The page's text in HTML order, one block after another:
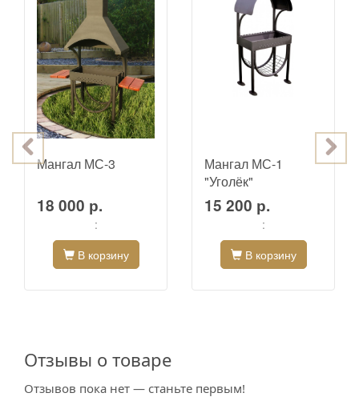
Мангал МС-3
18 000 р.
:
В корзину
Мангал МС-1
"Уголёк"
15 200 р.
:
В корзину
Отзывы о товаре
Отзывов пока нет — станьте первым!